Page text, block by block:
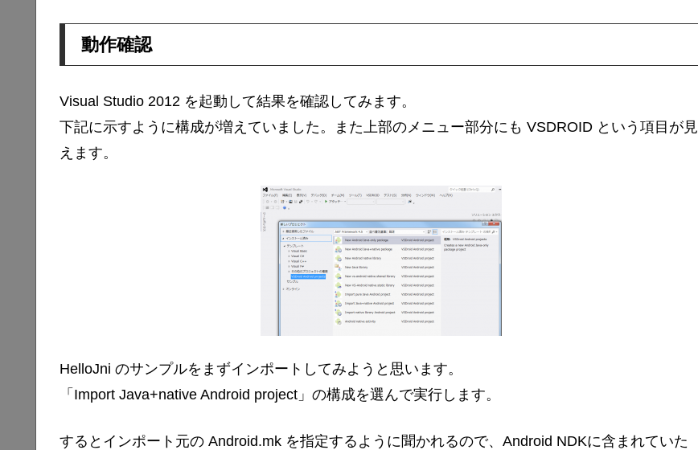
動作確認
Visual Studio 2012 を起動して結果を確認してみます。
下記に示すように構成が増えていました。また上部のメニュー部分にも VSDROID という項目が見
えます。
HelloJni のサンプルをまずインポートしてみようと思います。
「Import Java+native Android project」の構成を選んで実行します。
するとインポート元の Android.mk を指定するように聞かれるので、Android NDKに含まれていた